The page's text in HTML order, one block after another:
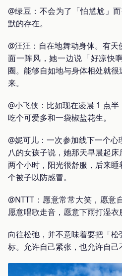
@绿豆：不会为了「怕尴尬」
默的存在。
@汪汪：自在地舞动身体。有
面一阵风，她一边说「好凉快
圈。能够自如地与身体相处就
来。
@小飞侠：比如现在凌晨 1 点
吃个可爱多和一袋椒盐花生。
@妮可儿：一次参加线下一个
八的女孩子说，她那天早晨起
两个小时，阳光很舒服，后来
个被子以防感冒。
@NTTT：愿意常常大笑，愿意
愿意唱歌走音，愿意下雨打湿衣
向往松弛，并不意味着要把「
标。允许自己紧张，也允许自己